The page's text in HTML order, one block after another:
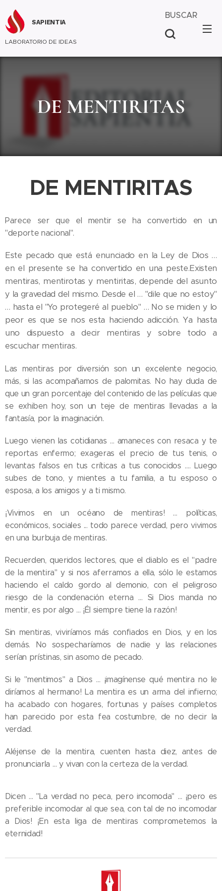
SAPIENTIA
LABORATORIO DE IDEAS
BUSCAR
DE MENTIRITAS
DE MENTIRITAS
Parece ser que el mentir se ha convertido en un
"deporte nacional".
Este pecado que está enunciado en la Ley de Dios …
en el presente se ha convertido en una peste.Existen
mentiras, mentirotas y mentiritas, depende del asunto
y la gravedad del mismo. Desde el … "dile que no estoy"
… hasta el "Yo protegeré al pueblo" … No se miden y lo
peor es que se nos esta haciendo adicción. Ya hasta
uno dispuesto a decir mentiras y sobre todo a
escuchar mentiras.
Las mentiras por diversión son un excelente negocio,
más, si las acompañamos de palomitas. No hay duda de
que un gran porcentaje del contenido de las películas que
se exhiben hoy, son un teje de mentiras llevadas a la
fantasía, por la imaginación.
Luego vienen las cotidianas … amaneces con resaca y te
reportas enfermo; exageras el precio de tus tenis, o
levantas falsos en tus críticas a tus conocidos …. Luego
subes de tono, y mientes a tu familia, a tu esposo o
esposa, a los amigos y a ti mismo.
¡Vivimos en un océano de mentiras! … políticas,
económicos, sociales ... todo parece verdad, pero vivimos
en una burbuja de mentiras.
Recuerden, queridos lectores, que el diablo es el "padre
de la mentira" y si nos aferramos a ella, sólo le estamos
haciendo el caldo gordo al demonio, con el peligroso
riesgo de la condenación eterna … Si Dios manda no
mentir, es por algo … ¡Él siempre tiene la razón!
Sin mentiras, viviríamos más confiados en Dios, y en los
demás. No sospecharíamos de nadie y las relaciones
serían prístinas, sin asomo de pecado.
Si le "mentimos" a Dios … ¡imagínense qué mentira no le
diríamos al hermano! La mentira es un arma del infierno;
ha acabado con hogares, fortunas y países completos
han parecido por esta fea costumbre, de no decir la
verdad.
Aléjense de la mentira, cuenten hasta diez, antes de
pronunciarla … y vivan con la certeza de la verdad.
Dicen … "La verdad no peca, pero incomoda" … ¡pero es
preferible incomodar al que sea, con tal de no incomodar
a Dios! ¡En esta liga de mentiras comprometemos la
eternidad!